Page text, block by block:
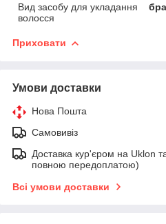
Вид засобу для укладання
волосся
Приховати
Умови доставки
Нова Пошта
Самовивіз
Доставка кур'єром на Uklon
повною передоплатою)
Всі умови доставки